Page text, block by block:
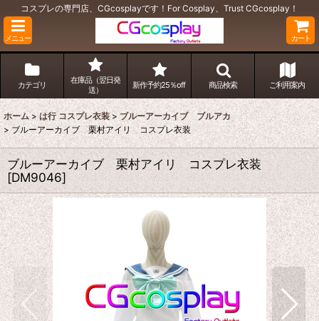
コスプレの専門店、CGcosplayです！For Cosplay、Trust CGcosplay！
メニュー カート
カテゴリ
在庫品（翌日発
送）
新作予約25％off 商品検索 ご利用案内
ホーム > は行 コスプレ衣装 > ブルーアーカイブ ブルアカ
> ブルーアーカイブ 栗村アイリ コスプレ衣装
ブルーアーカイブ 栗村アイリ コスプレ衣装
[DM9046]